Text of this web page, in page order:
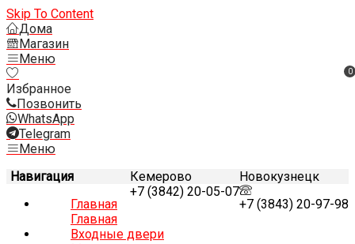
Skip To Content
Дома
Магазин
Меню
0
Избранное
Позвонить
WhatsApp
Telegram
Меню
Новокузнецк
+7 (3843) 20-97-98
Кемерово
+7 (3842) 20-05-07
Навигация
Главная
Главная
Входные двери